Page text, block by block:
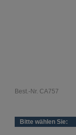
Best.-Nr. CA757
Bitte wählen Sie: